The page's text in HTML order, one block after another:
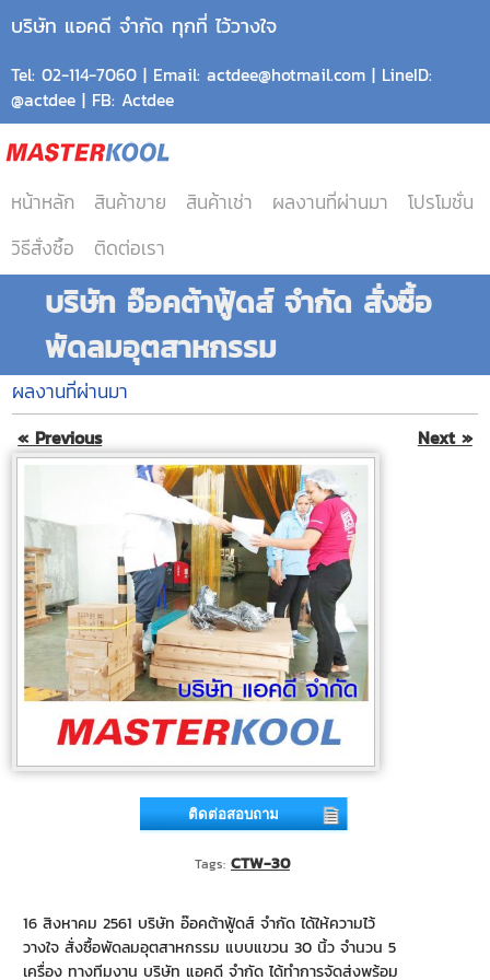
บริษัท แอคดี จำกัด ทุกที่ ไว้วางใจ
Tel: 02-114-7060 | Email: actdee@hotmail.com | LineID:
@actdee | FB: Actdee
หน้าหลัก สินค้าขาย สินค้าเช่า ผลงานที่ผ่านมา
โปรโมชั่น
วิธีสั่งซื้อ
ติดต่อเรา
บริษัท อ๊อคต้าฟู้ดส์ จำกัด สั่งซื้อ
พัดลมอุตสาหกรรม
ผลงานที่ผ่านมา
« Previous Next »
Tags: CTW-30
16 สิงหาคม 2561 บริษัท อ๊อคต้าฟู้ดส์ จำกัด ได้ให้ความไว้
วางใจ สั่งซื้อพัดลมอุตสาหกรรม แบบแขวน 30 นิ้ว จำนวน 5
เครื่อง ทางทีมงาน บริษัท แอคดี จำกัด ได้ทำการจัดส่งพร้อม